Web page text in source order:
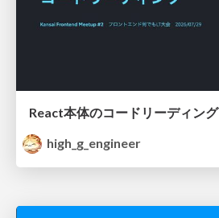
React本体のコードリーディング
high_g_engineer